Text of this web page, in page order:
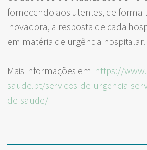
fornecendo aos utentes, de forma
inovadora, a resposta de cada
em matéria de urgência hospitalar.
Mais informações em: https://
saude.pt/servicos-de-urgencia-
de-saude/